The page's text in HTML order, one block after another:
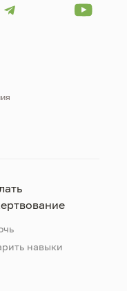
навыки